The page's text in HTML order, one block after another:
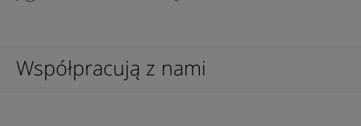
Współpracują z nami